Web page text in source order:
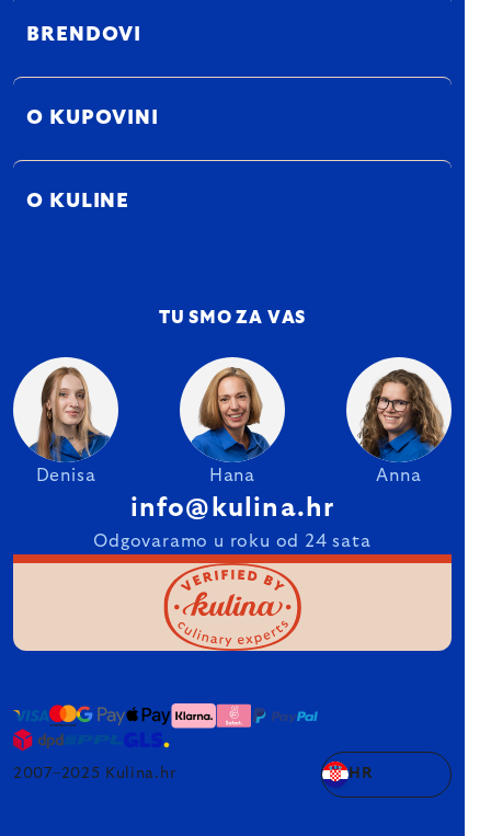
BRENDOVI
O KUPOVINI
O KULINE
TU SMO ZA VAS
Denisa Hana Anna
info@kulina.hr
Odgovaramo u roku od 24 sata
2007–2025 Kulina.hr HR